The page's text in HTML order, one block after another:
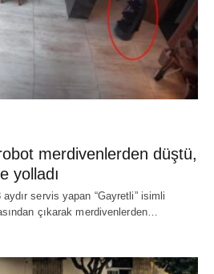
merdivenlerden düştü,
yolladı
servis yapan “Gayretli” isimli
çıkarak merdivenlerden…